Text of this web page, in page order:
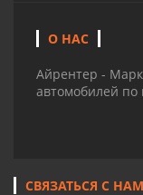
О НАС
Айрентер -
автомобилей по
СВЯЗАТЬСЯ С